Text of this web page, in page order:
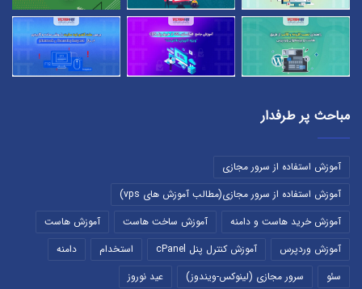
مباحث پر طرفدار
آموزش استفاده از سرور مجازی
آموزش استفاده از سرور مجازی(مطالب آموزش های vps)
آموزش خرید هاست و دامنه
آموزش ساخت هاست
آموزش هاست
آموزش وردپرس
آموزش کنترل پنل cPanel استخدام
دامنه
سئو
سرور مجازی (لینوکس-ویندوز)
عید نوروز